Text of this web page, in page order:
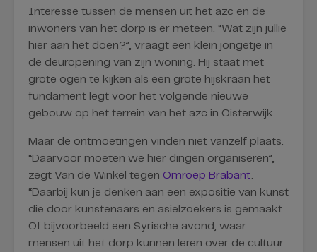
Interesse tussen de mensen uit het azc en de
inwoners van het dorp is er meteen. “Wat zijn jullie
hier aan het doen?”, vraagt een klein jongetje in
de deuropening van zijn woning. Hij staat met
grote ogen te kijken als een grote hijskraan het
fundament legt voor het volgende nieuwe
gebouw op het terrein van het azc in Oisterwijk.
Maar de ontmoetingen vinden niet vanzelf plaats.
“Daarvoor moeten we hier dingen organiseren”,
zegt Van de Winkel tegen Omroep Brabant
“Daarbij kun je denken aan een expositie van kunst
die door kunstenaars en asielzoekers is gemaakt.
Of bijvoorbeeld een Syrische avond, waar
mensen uit het dorp kunnen leren over de cultuur